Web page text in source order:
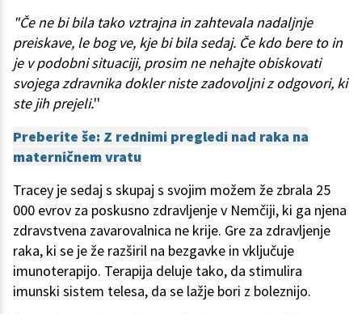
"Če ne bi bila tako vztrajna in zahtevala nadaljnje
preiskave, le bog ve, kje bi bila sedaj. Če kdo bere to in
je v podobni situaciji, prosim ne nehajte obiskovati
svojega zdravnika dokler niste zadovoljni z odgovori, ki
ste jih prejeli.''
Preberite še: Z rednimi pregledi nad raka na
materničnem vratu
Tracey je sedaj s skupaj s svojim možem že zbrala 25
000 evrov za poskusno zdravljenje v Nemčiji, ki ga njena
zdravstvena zavarovalnica ne krije. Gre za zdravljenje
raka, ki se je že razširil na bezgavke in vključuje
imunoterapijo. Terapija deluje tako, da stimulira
imunski sistem telesa, da se lažje bori z boleznijo.